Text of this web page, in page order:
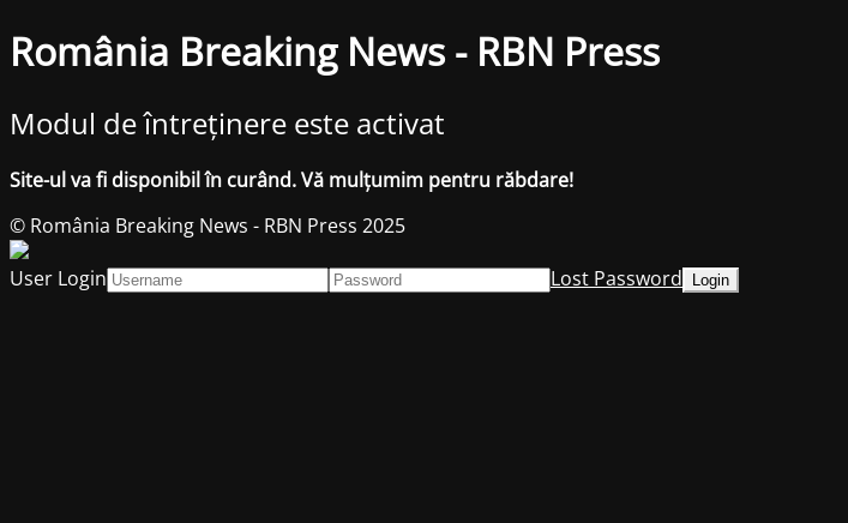
România Breaking News - RBN Press
Modul de întreținere este activat
Site-ul va fi disponibil în curând. Vă mulțumim pentru răbdare!
© România Breaking News - RBN Press 2025
User Login
Lost Password